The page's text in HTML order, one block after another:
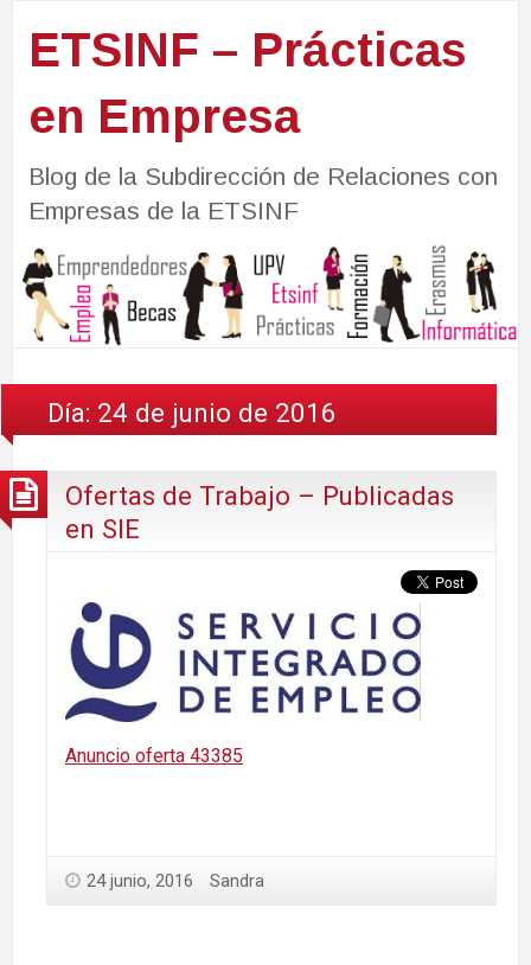
ETSINF – Prácticas
en Empresa
Blog de la Subdirección de Relaciones con
Empresas de la ETSINF
Día: 24 de junio de 2016
Ofertas de Trabajo – Publicadas
en SIE
Anuncio oferta 43385
24 junio, 2016 Sandra